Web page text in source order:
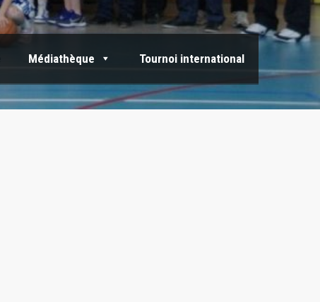
Médiathèque Tournoi international